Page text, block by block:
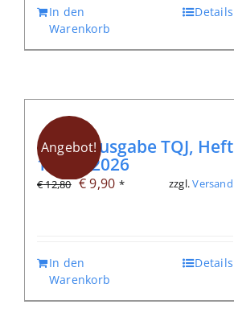
In den
Warenkorb
Details
Angebot!
Digitalausgabe TQJ, Heft
103, 1/2026
€12,80 Ursprünglicher
€9,90Aktueller
* zzgl.Versand
In den
Warenkorb
Details